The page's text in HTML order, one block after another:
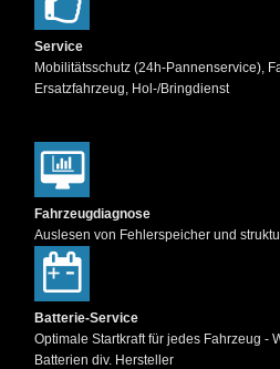
Service
Mobilitätsschutz (24h-Pannenservice),
Ersatzfahrzeug, Hol-/Bringdienst
Fahrzeugdiagnose
Auslesen von Fehlerspeicher und
Batterie-Service
Optimale Startkraft für jedes Fahrzeug -
Batterien div. Hersteller